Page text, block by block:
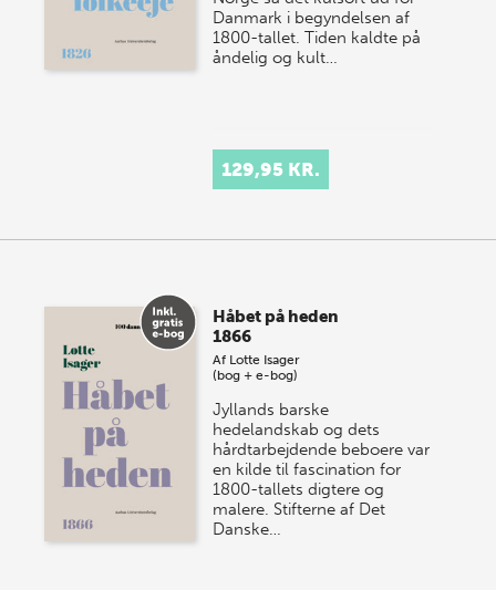
Danmark i begyndelsen af
1800-tallet. Tiden kaldte på
åndelig og kult…
129,95 KR.
Håbet på heden
1866
Af Lotte Isager
(bog + e-bog)
Jyllands barske
hedelandskab og dets
hårdtarbejdende beboere var
en kilde til fascination for
1800-tallets digtere og
malere. Stifterne af Det
Danske…